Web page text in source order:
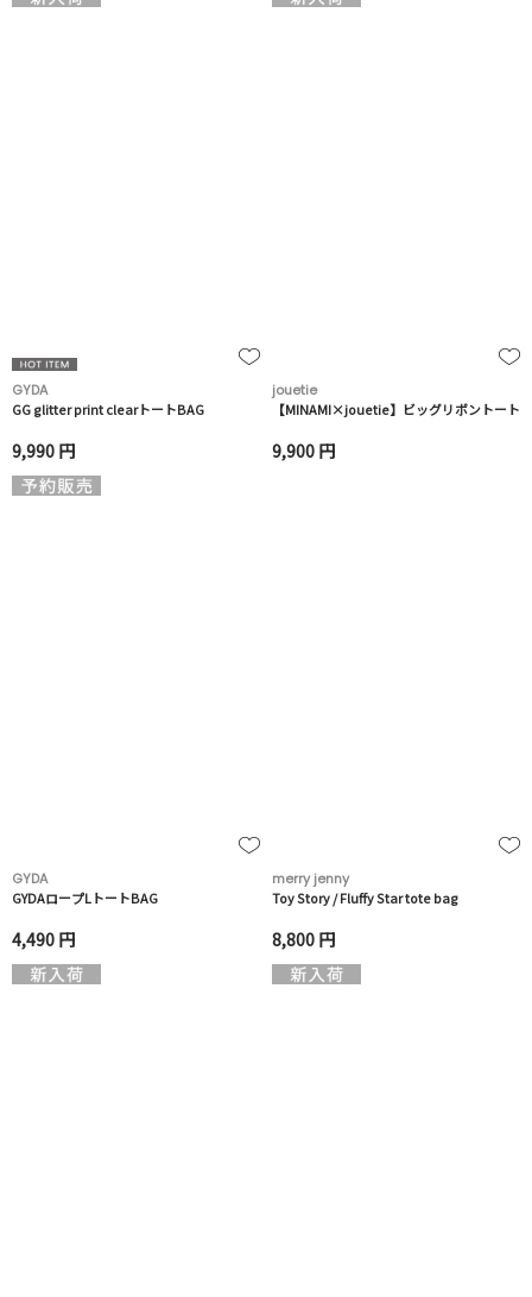
GYDA
GG glitter print clearトートBAG
9,990 円
jouetie
【MINAMI×jouetie】ビッグリボントート
9,900 円
GYDA
GYDAロープLトートBAG
4,490 円
merry jenny
Toy Story / Fluffy Star tote bag
8,800 円